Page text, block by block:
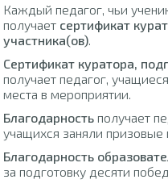
Каждый педагог, чьи
получает сертификат
участника(ов).
Сертификат куратора,
получает педагог,
места в мероприятии.
Благодарность получает
учащихся заняли призовые
Благодарность
за подготовку десяти